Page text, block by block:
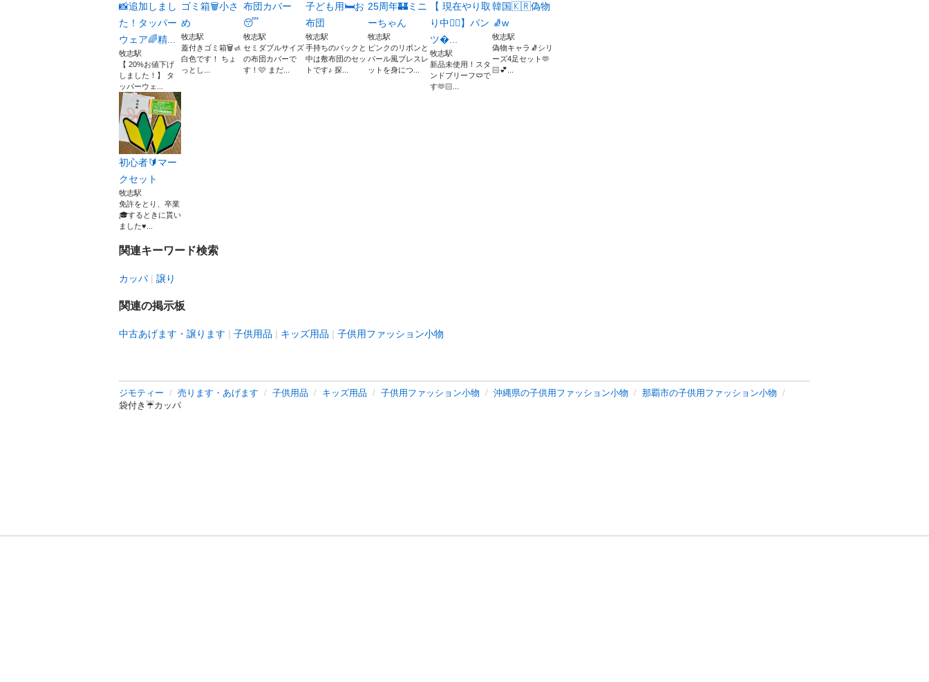
📸追加しまし
た！タッパー
ウェア🌈精...
牧志駅
【 20%お値下げ
しました！】 タ
ッパーウェ...
ゴミ箱🗑️小さ
め
牧志駅
蓋付きゴミ箱🗑️🚮
白色です！ ちょ
っとし...
布団カバー
😴
牧志駅
セミダブルサイズ
の布団カバーで
す！🩷 まだ...
子ども用🛏️お
布団
牧志駅
手持ちのバックと
中は敷布団のセッ
トです♪ 探...
25周年🏰ミニ
ーちゃん
牧志駅
ピンクのリボンと
パール風ブレスレ
ットを身につ...
【 現在やり取
り中❤️‍🔥】パン
ツ...
牧志駅
新品未使用！スタ
ンドブリーフ🩲で
す🫶🏻...
韓国🇰🇷偽物
🧦w
牧志駅
偽物キャラ🧦シリ
ーズ4足セット🫶
🏻💕...
初心者🔰マー
クセット
牧志駅
免許をとり、卒業
🎓するときに貰い
ました♥︎...
関連キーワード検索
カッパ 譲り
関連の掲示板
中古あげます・譲ります 子供用品 キッズ用品 子供用ファッション小物
ジモティー 売ります・あげます 子供用品 キッズ用品 子供用ファッション小物 沖縄県の子供用ファッション小物
那覇市の子供用ファッション小物
袋付き☔️カッパ